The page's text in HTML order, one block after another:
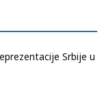
Srbije u